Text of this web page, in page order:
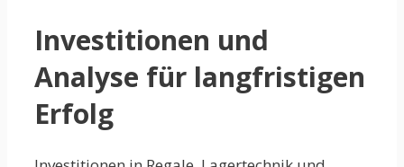
Investitionen und
Analyse für langfristigen
Erfolg